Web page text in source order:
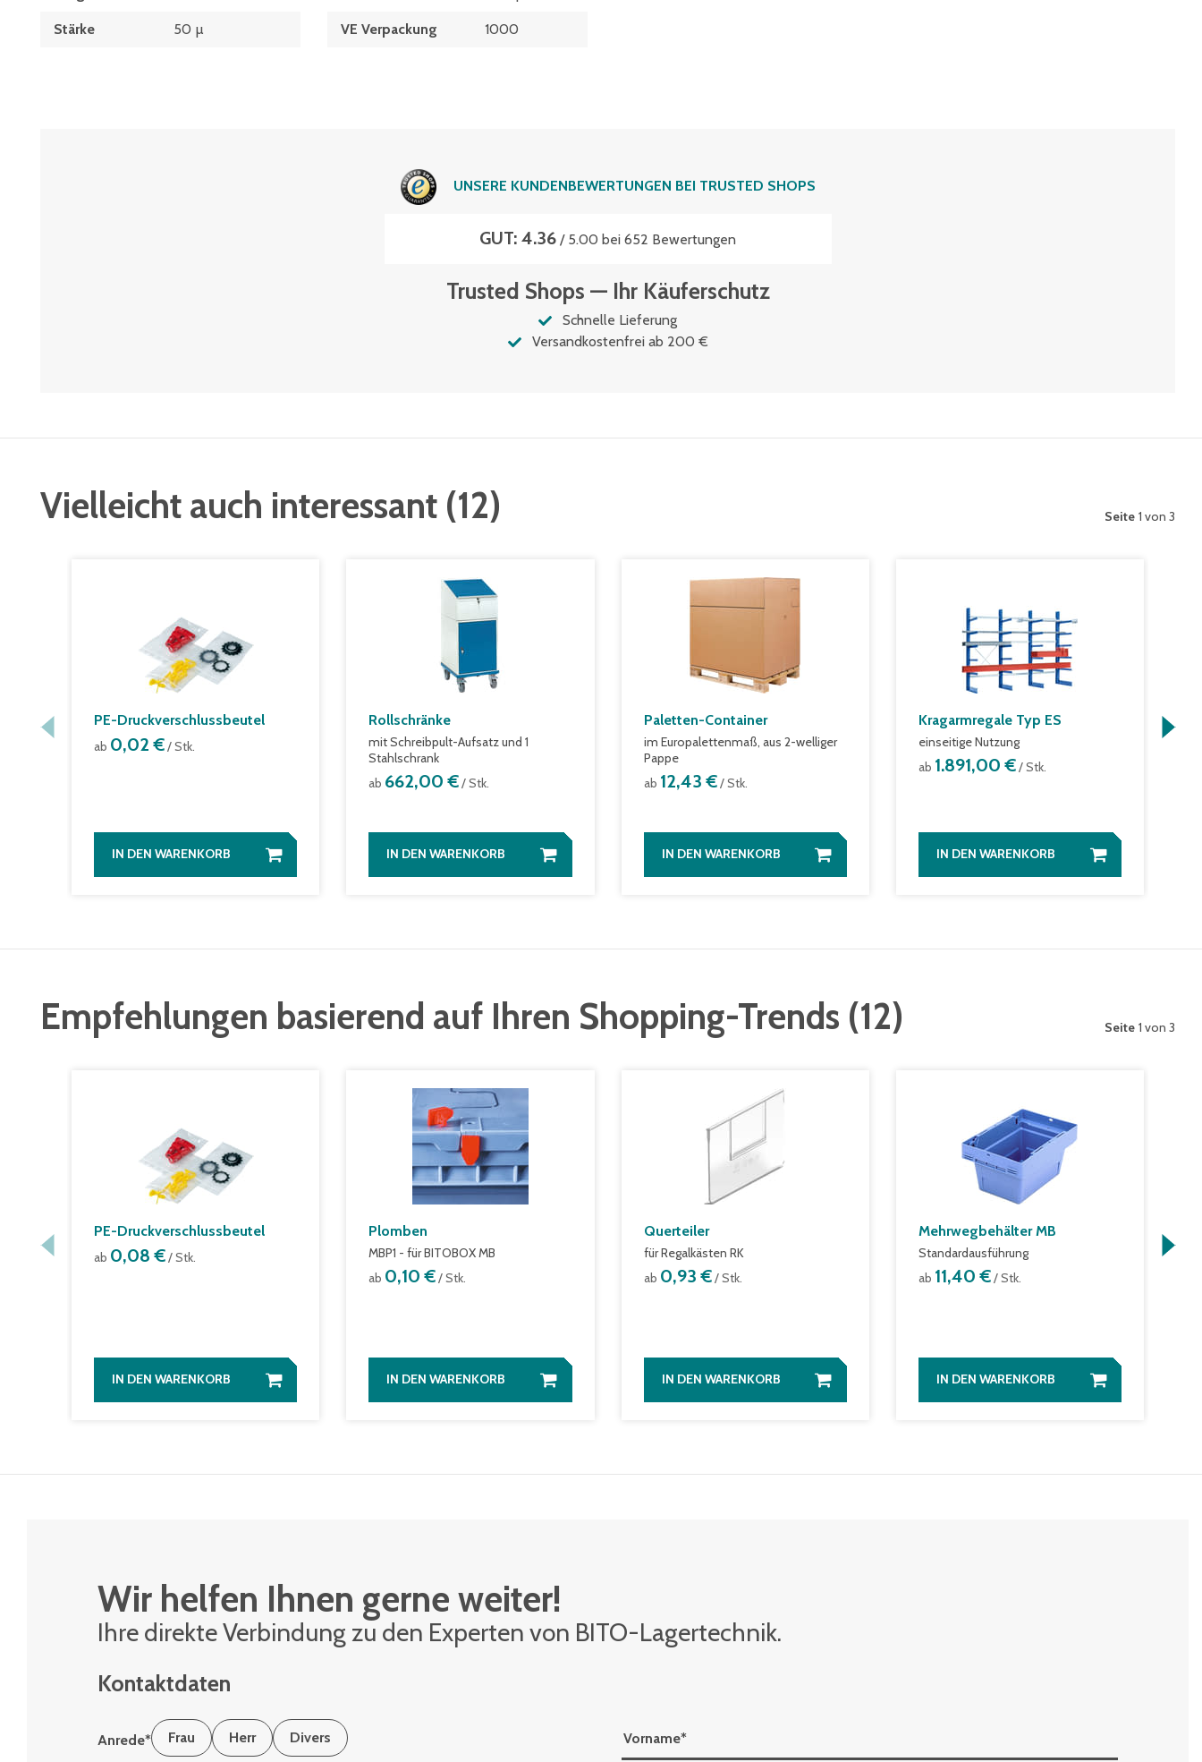
Stärke 50 µ VE Verpackung 1000
UNSERE KUNDENBEWERTUNGEN BEI TRUSTED SHOPS
GUT: 4.36 / 5.00 bei 652 Bewertungen
Trusted Shops — Ihr Käuferschutz
Schnelle Lieferung
Versandkostenfrei ab 200 €
Vielleicht auch interessant (12) Seite 1 von 3
PE-Druckverschlussbeutel
ab 0,02 €/ Stk.
IN DEN WARENKORB
Rollschränke
mit Schreibpult-Aufsatz und 1
Stahlschrank
ab 662,00 €/ Stk.
IN DEN WARENKORB
Paletten-Container
im Europalettenmaß, aus 2-welliger
Pappe
ab 12,43 €/ Stk.
IN DEN WARENKORB
Kragarmregale Typ ES
einseitige Nutzung
ab 1.891,00 €/ Stk.
IN DEN WARENKORB
Empfehlungen basierend auf Ihren Shopping-Trends (12) Seite 1 von 3
PE-Druckverschlussbeutel
ab 0,08 €/ Stk.
IN DEN WARENKORB
Plomben
MBP1 - für BITOBOX MB
ab 0,10 €/ Stk.
IN DEN WARENKORB
Querteiler
für Regalkästen RK
ab 0,93 €/ Stk.
IN DEN WARENKORB
Mehrwegbehälter MB
Standardausführung
ab 11,40 €/ Stk.
IN DEN WARENKORB
Wir helfen Ihnen gerne weiter!
Ihre di­rek­te Ver­bin­dung zu den Ex­per­ten von BITO-La­ger­tech­nik.
Kontaktdaten
Anrede* Frau Herr Divers Vorname*